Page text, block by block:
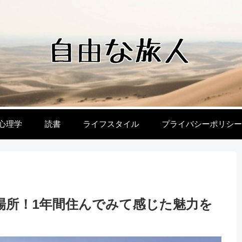
理学 読書 ライフスタイル プライバシーポリシー
！1年間住んでみて感じた魅力を